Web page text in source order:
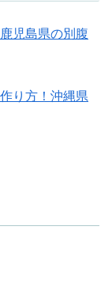
児島県の別腹
り方！沖縄県